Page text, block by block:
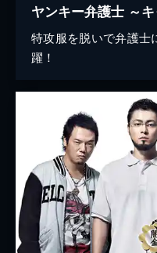
ヤンキー弁護士 ～
特攻服を脱いで弁護士
躍！